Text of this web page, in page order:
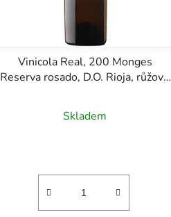
Vinicola Real, 200 Monges
Reserva rosado, D.O. Rioja, růžové
Skladem